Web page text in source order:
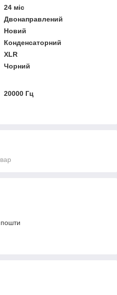
24 міс
Двонаправлений
Новий
Конденсаторний
XLR
Чорний
20000 Гц
пошти